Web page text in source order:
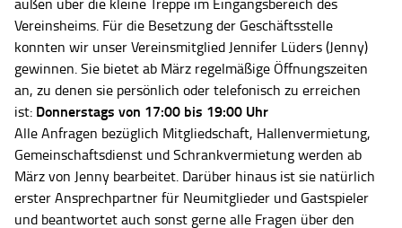
außen über die kleine Treppe im Eingangsbereich des
Vereinsheims. Für die Besetzung der Geschäftsstelle
konnten wir unser Vereinsmitglied Jennifer Lüders (Jenny)
gewinnen. Sie bietet ab März regelmäßige Öffnungszeiten
an, zu denen sie persönlich oder telefonisch zu erreichen
ist: Donnerstags von 17:00 bis 19:00 Uhr
Alle Anfragen bezüglich Mitgliedschaft, Hallenvermietung,
Gemeinschaftsdienst und Schrankvermietung werden ab
März von Jenny bearbeitet. Darüber hinaus ist sie natürlich
erster Ansprechpartner für Neumitglieder und Gastspieler
und beantwortet auch sonst gerne alle Fragen über den